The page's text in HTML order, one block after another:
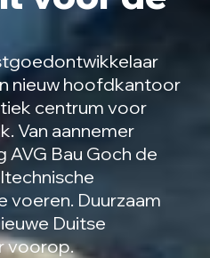
nieuw hoofdkantoor
centrum voor
Van aannemer
Bau Goch de
voeren. Duurzaam
Duitse
voorop.